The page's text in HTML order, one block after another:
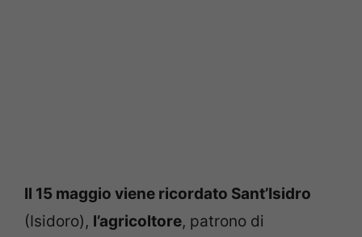
Il 15 maggio viene ricordato Sant’Isidro
(Isidoro), l’agricoltore, patrono di